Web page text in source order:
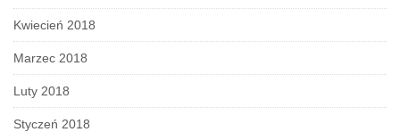
Kwiecień 2018
Marzec 2018
Luty 2018
Styczeń 2018